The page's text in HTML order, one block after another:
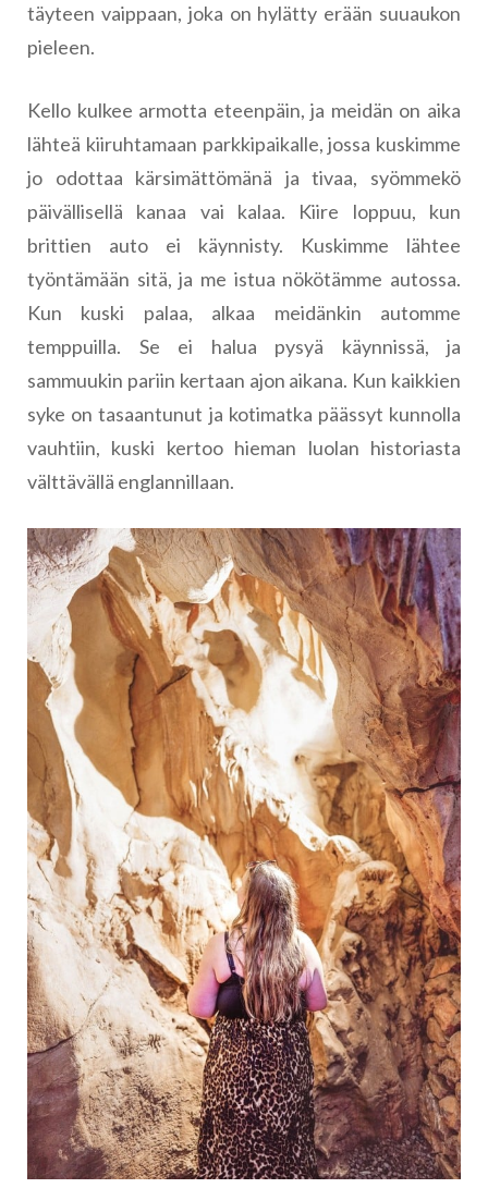
täyteen vaippaan, joka on hylätty erään suuaukon
pieleen.
Kello kulkee armotta eteenpäin, ja meidän on aika
lähteä kiiruhtamaan parkkipaikalle, jossa kuskimme
jo odottaa kärsimättömänä ja tivaa, syömmekö
päivällisellä kanaa vai kalaa. Kiire loppuu, kun
brittien auto ei käynnisty. Kuskimme lähtee
työntämään sitä, ja me istua nökötämme autossa.
Kun kuski palaa, alkaa meidänkin automme
temppuilla. Se ei halua pysyä käynnissä, ja
sammuukin pariin kertaan ajon aikana. Kun kaikkien
syke on tasaantunut ja kotimatka päässyt kunnolla
vauhtiin, kuski kertoo hieman luolan historiasta
välttävällä englannillaan.